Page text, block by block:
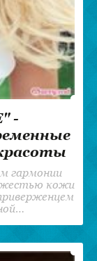
-
гармонии
кожи